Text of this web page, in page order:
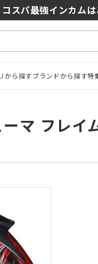
コスパ最強インカム
から探すブランドから探す特
ーマ フレ